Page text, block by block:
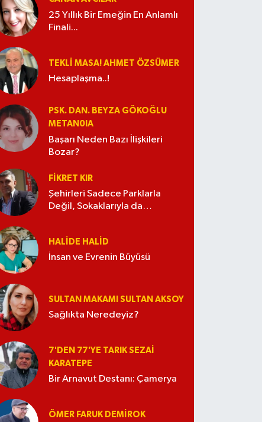
25 Yıllık Bir Emeğin En Anlamlı
Finali...
TEKLI MASA! AHMET ÖZSÜMER
Hesaplaşma..!
PSK. DAN. BEYZA GÖKOĞLU
METAN0IA
Başarı Neden Bazı İlişkileri
Bozar?
FIKRET KIR
Şehirleri Sadece Parklarla
Değil, Sokaklarıyla da
HALIDE HALID
İnsan ve Evrenin Büyüsü
SULTAN MAKAMI SULTAN AKSOY
Sağlıkta Neredeyiz?
7'DEN 77'YE TARIK SEZAI
KARATEPE
Bir Arnavut Destanı: Çamerya
ÖMER FARUK DEMIROK